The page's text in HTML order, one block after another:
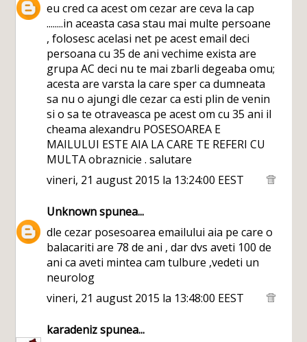
eu cred ca acest om cezar are ceva la cap
........in aceasta casa stau mai multe persoane
, folosesc acelasi net pe acest email deci
persoana cu 35 de ani vechime exista are
grupa AC deci nu te mai zbarli degeaba omu;
acesta are varsta la care sper ca dumneata
sa nu o ajungi dle cezar ca esti plin de venin
si o sa te otraveasca pe acest om cu 35 ani il
cheama alexandru POSESOAREA E
MAILULUI ESTE AIA LA CARE TE REFERI CU
MULTA obraznicie . salutare
vineri, 21 august 2015 la 13:24:00 EEST
Unknownspunea...
dle cezar posesoarea emailului aia pe care o
balacariti are 78 de ani , dar dvs aveti 100 de
ani ca aveti mintea cam tulbure ,vedeti un
neurolog
vineri, 21 august 2015 la 13:48:00 EEST
karadenizspunea...